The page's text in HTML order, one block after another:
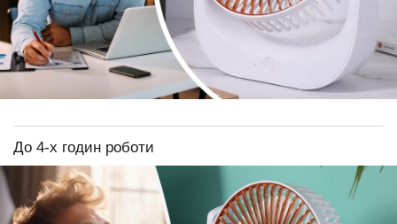
До 4-х годин роботи